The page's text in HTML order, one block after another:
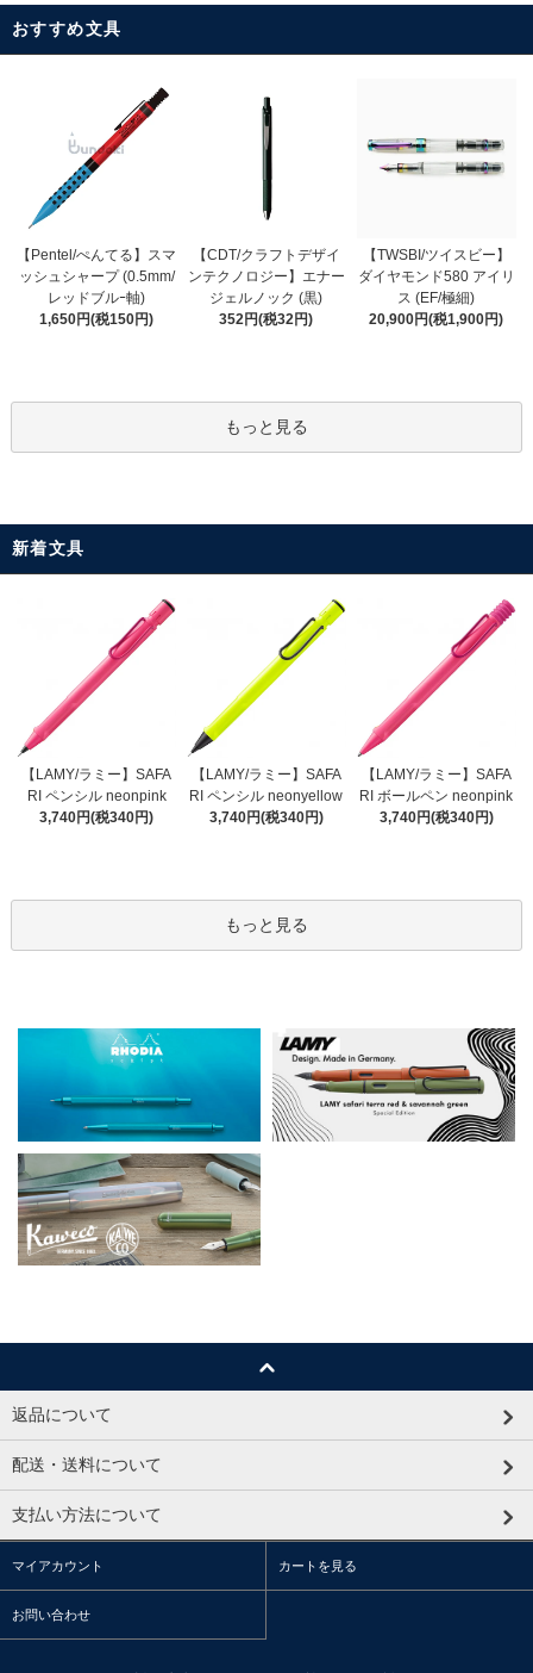
おすすめ文具
【Pentel/ぺんてる】スマ
ッシュシャープ (0.5mm/
レッドブルｰ軸)
1,650円(税150円)
【CDT/クラフトデザイ
ンテクノロジー】エナー
ジェルノック (黒)
352円(税32円)
【TWSBI/ツイスビー】
ダイヤモンド580 アイリ
ス (EF/極細)
20,900円(税1,900円)
もっと見る
新着文具
【LAMY/ラミー】SAFA
RI ペンシル neonpink
3,740円(税340円)
【LAMY/ラミー】SAFA
RI ペンシル neonyellow
3,740円(税340円)
【LAMY/ラミー】SAFA
RI ボールペン neonpink
3,740円(税340円)
もっと見る
返品について
配送・送料について
支払い方法について
マイアカウント カートを見る
お問い合わせ